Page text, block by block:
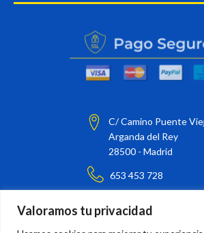
Valoramos tu privacidad
C/ Camino Puente
Arganda del Rey
28500 - Madrid
653 453 728
¡Síguenos en nuestras